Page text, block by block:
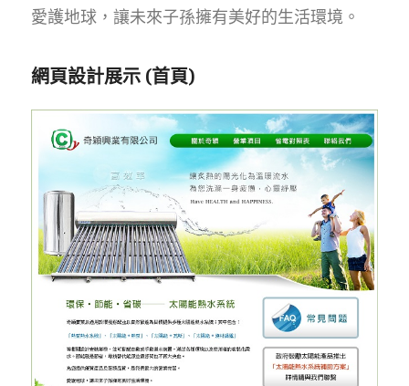
愛護地球，讓未來子孫擁有美好的生活環境。
網頁設計展示 (首頁)